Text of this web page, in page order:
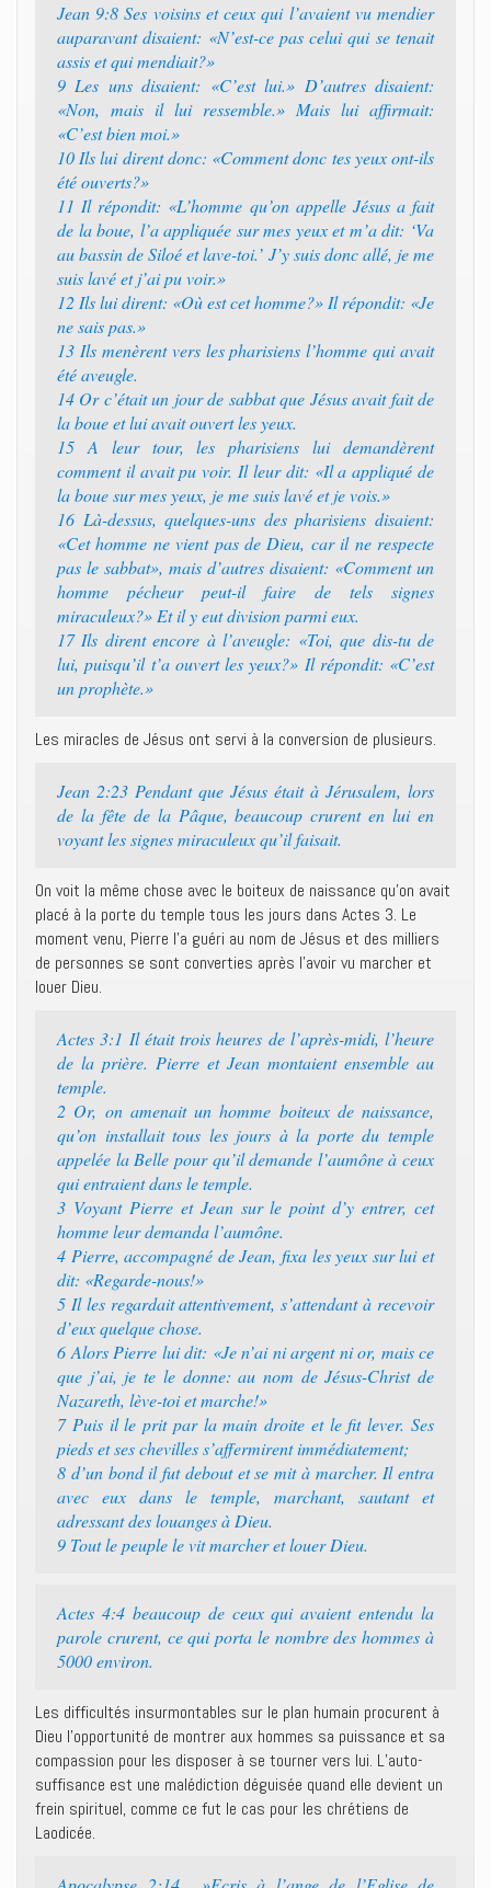
Jean 9:8 Ses voisins et ceux qui l’avaient vu mendier
auparavant disaient: «N’est-ce pas celui qui se tenait
assis et qui mendiait?»
9 Les uns disaient: «C’est lui.» D’autres disaient:
«Non, mais il lui ressemble.» Mais lui affirmait:
«C’est bien moi.»
10 Ils lui dirent donc: «Comment donc tes yeux ont-ils
été ouverts?»
11 Il répondit: «L’homme qu’on appelle Jésus a fait
de la boue, l’a appliquée sur mes yeux et m’a dit: ‘Va
au bassin de Siloé et lave-toi.’ J’y suis donc allé, je me
suis lavé et j’ai pu voir.»
12 Ils lui dirent: «Où est cet homme?» Il répondit: «Je
ne sais pas.»
13 Ils menèrent vers les pharisiens l’homme qui avait
été aveugle.
14 Or c’était un jour de sabbat que Jésus avait fait de
la boue et lui avait ouvert les yeux.
15 A leur tour, les pharisiens lui demandèrent
comment il avait pu voir. Il leur dit: «Il a appliqué de
la boue sur mes yeux, je me suis lavé et je vois.»
16 Là-dessus, quelques-uns des pharisiens disaient:
«Cet homme ne vient pas de Dieu, car il ne respecte
pas le sabbat», mais d’autres disaient: «Comment un
homme pécheur peut-il faire de tels signes
miraculeux?» Et il y eut division parmi eux.
17 Ils dirent encore à l’aveugle: «Toi, que dis-tu de
lui, puisqu’il t’a ouvert les yeux?» Il répondit: «C’est
un prophète.»
Les miracles de Jésus ont servi à la conversion de plusieurs.
Jean 2:23 Pendant que Jésus était à Jérusalem, lors
de la fête de la Pâque, beaucoup crurent en lui en
voyant les signes miraculeux qu’il faisait.
On voit la même chose avec le boiteux de naissance qu’on avait
placé à la porte du temple tous les jours dans Actes 3. Le
moment venu, Pierre l’a guéri au nom de Jésus et des milliers
de personnes se sont converties après l’avoir vu marcher et
louer Dieu.
Actes 3:1 Il était trois heures de l’après-midi, l’heure
de la prière. Pierre et Jean montaient ensemble au
temple.
2 Or, on amenait un homme boiteux de naissance,
qu’on installait tous les jours à la porte du temple
appelée la Belle pour qu’il demande l’aumône à ceux
qui entraient dans le temple.
3 Voyant Pierre et Jean sur le point d’y entrer, cet
homme leur demanda l’aumône.
4 Pierre, accompagné de Jean, fixa les yeux sur lui et
dit: «Regarde-nous!»
5 Il les regardait attentivement, s’attendant à recevoir
d’eux quelque chose.
6 Alors Pierre lui dit: «Je n’ai ni argent ni or, mais ce
que j’ai, je te le donne: au nom de Jésus-Christ de
Nazareth, lève-toi et marche!»
7 Puis il le prit par la main droite et le fit lever. Ses
pieds et ses chevilles s’affermirent immédiatement;
8 d’un bond il fut debout et se mit à marcher. Il entra
avec eux dans le temple, marchant, sautant et
adressant des louanges à Dieu.
9 Tout le peuple le vit marcher et louer Dieu.
Actes 4:4 beaucoup de ceux qui avaient entendu la
parole crurent, ce qui porta le nombre des hommes à
5000 environ.
Les difficultés insurmontables sur le plan humain procurent à
Dieu l’opportunité de montrer aux hommes sa puissance et sa
compassion pour les disposer à se tourner vers lui. L’auto-
suffisance est une malédiction déguisée quand elle devient un
frein spirituel, comme ce fut le cas pour les chrétiens de
Laodicée.